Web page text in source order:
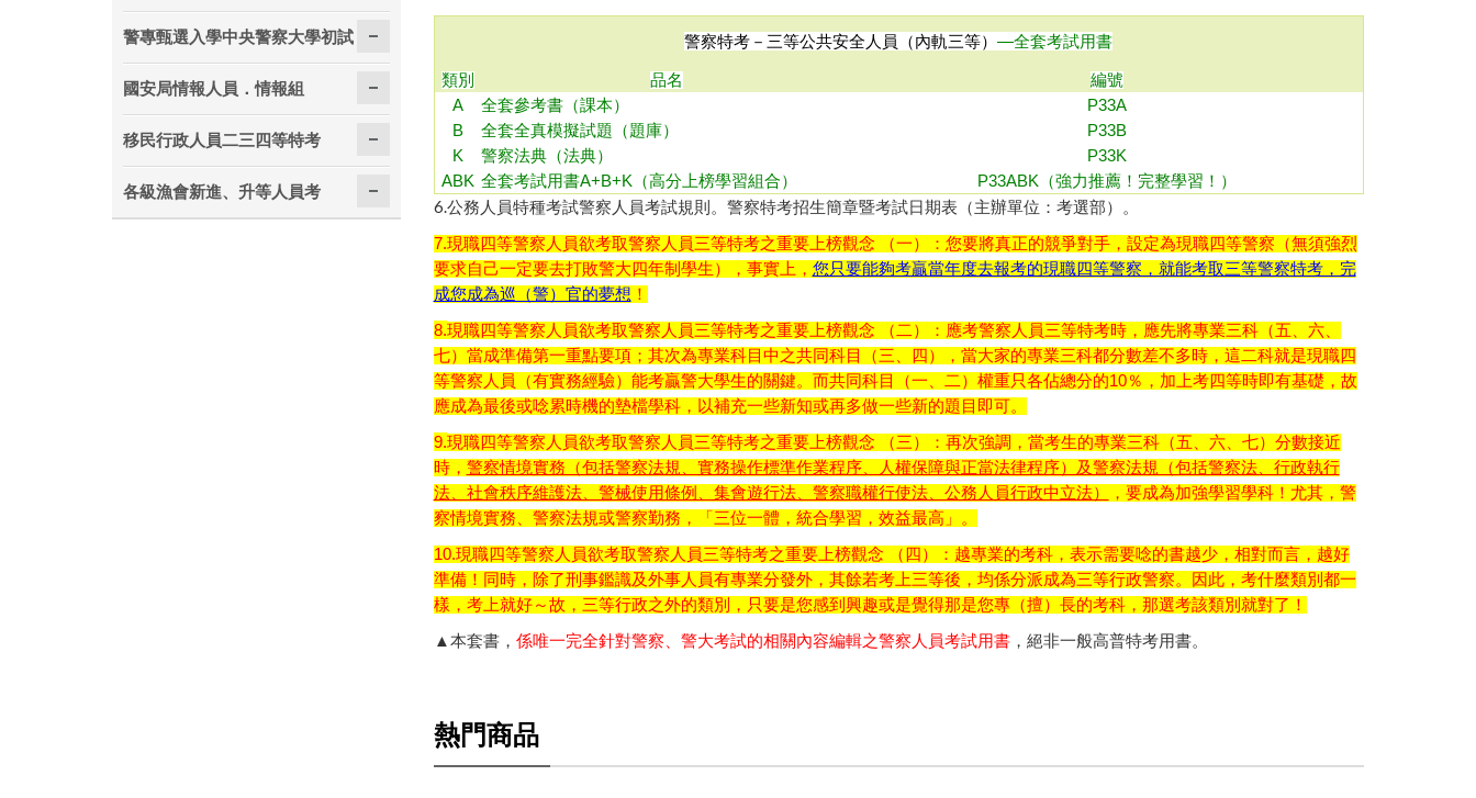
警察特考－三等公共安全人員（內軌三等） —全套考試用書
類別 品名
編號
A
全套參考書（課本）
P33A
B
全套全真模擬試題（題庫）
P33B
K
警察法典（法典）
P33K
ABK 全套考試用書A+B+K（高分上榜學習組合） P33ABK（強力推薦！完整學習！）
6.公務人員特種考試警察人員考試規則 。 警察特考招生簡章暨考試日期表（主辦單位：考選部） 。
7.現職四等警察人員欲考取警察人員三等特考之重要上榜觀念 （一）：您要將真正的競爭對手，設定為現職四等警察（無須強烈
要求自己一定要去打敗警大四年制學生），事實上， 您只要能夠考贏當年度去報考的現職四等警察，就能考取三等警察特考，完
成您成為巡（警）官的夢想 ！
8.現職四等警察人員欲考取警察人員三等特考之重要上榜觀念 （二）：應考警察人員三等特考時，應先將專業三科（五、六、
七）當成準備第一重點要項；其次為專業科目中之共同科目（三、四），當大家的專業三科都分數差不多時，這二科就是現職四
等警察人員（有實務經驗）能考贏警大學生的關鍵。而共同科目（一、二）權重只各佔總分的10％，加上考四等時即有基礎，故
應成為最後或唸累時機的墊檔學科，以補充一些新知或再多做一些新的題目即可。
9.現職四等警察人員欲考取警察人員三等特考之重要上榜觀念 （三）：再次強調，當考生的專業三科（五、六、七）分數接近
時， 警察情境實務（包括警察法規、實務操作標準作業程序、人權保障與正當法律程序）及警察法規（包括警察法、行政執行
法、社會秩序維護法、警械使用條例、集會遊行法、警察職權行使法、公務人員行政中立法）
，要成為加強學習學科！尤其，警
察情境實務、警察法規或警察勤務，「三位一體，統合學習，效益最高」。
10.現職四等警察人員欲考取警察人員三等特考之重要上榜觀念 （四）：越專業的考科，表示需要唸的書越少，相對而言，越好
準備！同時，除了刑事鑑識及外事人員有專業分發外，其餘若考上三等後，均係分派成為三等行政警察。因此，考什麼類別都一
樣，考上就好～故，三等行政之外的類別，只要是您感到興趣或是覺得那是您專（擅）長的考科，那選考該類別就對了！
▲本套書， 係唯一完全針對警察、警大考試的相關內容編輯之警察人員考試用書，絕非一般高普特考用書。
熱門商品
警專甄選入學中央警察大學初試
國安局情報人員．情報組
移民行政人員二三四等特考
各級漁會新進、升等人員考